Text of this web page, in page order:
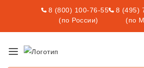
8 (800) 100-76-55
(по России)
8 (495)
(по